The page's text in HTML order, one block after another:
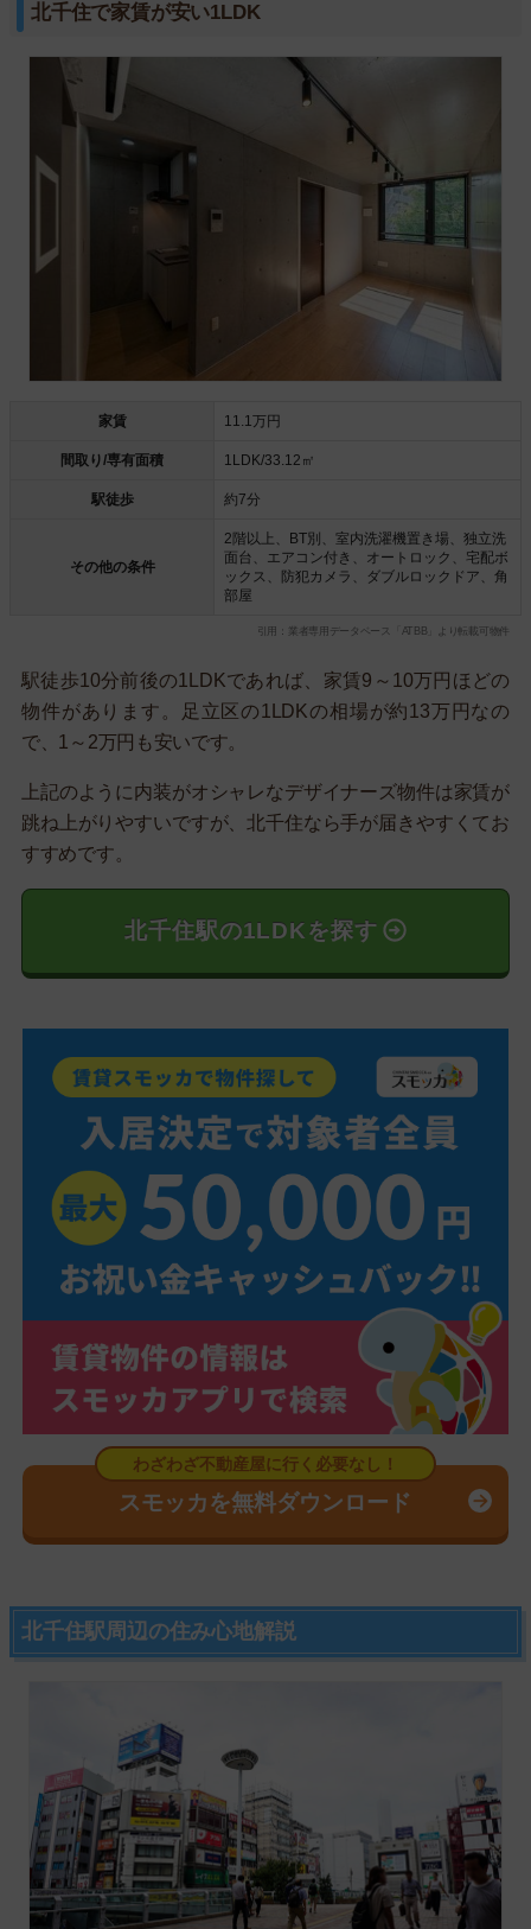
北千住で家賃が安い1LDK
家賃 11.1万円
間取り/専有面積 1LDK/33.12㎡
駅徒歩 約7分
その他の条件
2階以上、BT別、室内洗濯機置き場、独立洗
面台、エアコン付き、オートロック、宅配ボ
ックス、防犯カメラ、ダブルロックドア、角
部屋
引用：業者専用データベース「ATBB」より転載可物件
駅徒歩10分前後の1LDKであれば、家賃9～10万円ほどの
物件があります。足立区の1LDKの相場が約13万円なの
で、1～2万円も安いです。
上記のように内装がオシャレなデザイナーズ物件は家賃が
跳ね上がりやすいですが、北千住なら手が届きやすくてお
すすめです。
北千住駅の1LDKを探す
スモッカを無料ダウンロード
北千住駅周辺の住み心地解説